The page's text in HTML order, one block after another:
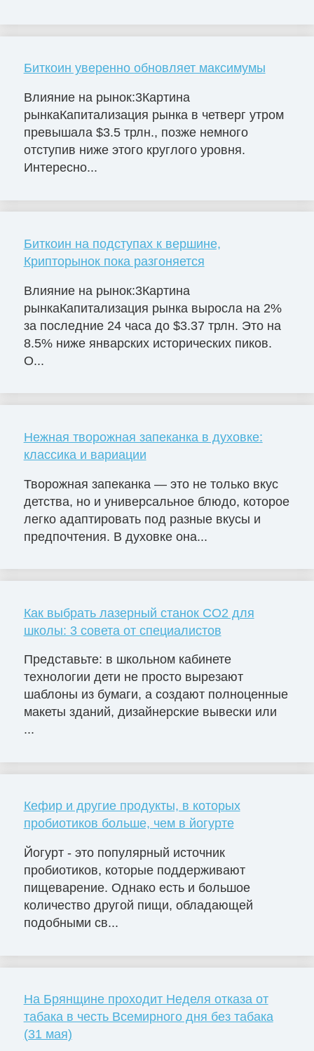
Биткоин уверенно обновляет максимумы
Влияние на рынок:3Картина
рынкаКапитализация рынка в четверг утром
превышала $3.5 трлн., позже немного
отступив ниже этого круглого уровня.
Интересно...
Биткоин на подступах к вершине,
Крипторынок пока разгоняется
Влияние на рынок:3Картина
рынкаКапитализация рынка выросла на 2%
за последние 24 часа до $3.37 трлн. Это на
8.5% ниже январских исторических пиков.
О...
Нежная творожная запеканка в духовке:
классика и вариации
Творожная запеканка — это не только вкус
детства, но и универсальное блюдо, которое
легко адаптировать под разные вкусы и
предпочтения. В духовке она...
Как выбрать лазерный станок СО2 для
школы: 3 совета от специалистов
Представьте: в школьном кабинете
технологии дети не просто вырезают
шаблоны из бумаги, а создают полноценные
макеты зданий, дизайнерские вывески или
...
Кефир и другие продукты, в которых
пробиотиков больше, чем в йогурте
Йогурт - это популярный источник
пробиотиков, которые поддерживают
пищеварение. Однако есть и большое
количество другой пищи, обладающей
подобными св...
На Брянщине проходит Неделя отказа от
табака в честь Всемирного дня без табака
(31 мая)